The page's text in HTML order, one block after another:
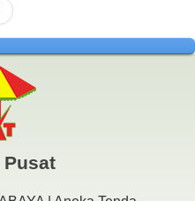
Pusat